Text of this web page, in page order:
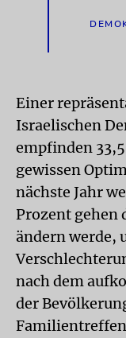
Einer
Israelischen
empfinden
gewissen
nächste Jahr
Prozent gehen
ändern werde,
nach dem
der